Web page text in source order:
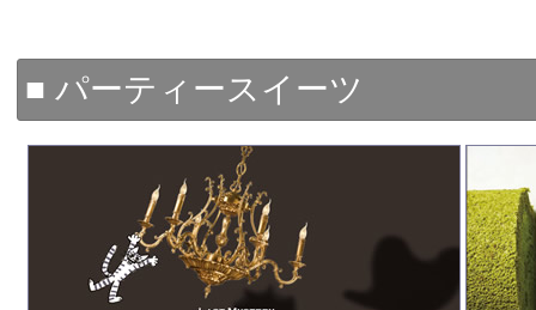
■ パーティースイーツ